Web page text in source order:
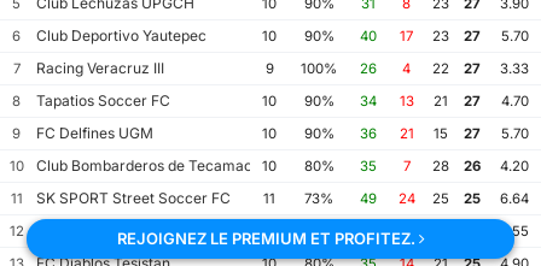
5
10 90% 31 8 23 27
3.90
6
Club Deportivo Yautepec 10 90% 40 17 23 27
5.70
7
Racing Veracruz III 9 100% 26 4 22 27
3.33
8
Tapatios Soccer FC 10 90% 34 13 21 27
4.70
9
FC Delfines UGM 10 90% 36 21 15 27
5.70
10
Club Bombarderos de Tecamac 10 80% 35 7 28 26
4.20
11
SK SPORT Street Soccer FC 11 73% 49 24 25 25
6.64
12 FormaFutIntegral AC 11 73% 36 14
4.55
REJOIGNEZ LE PREMIUM ET PROFITEZ.